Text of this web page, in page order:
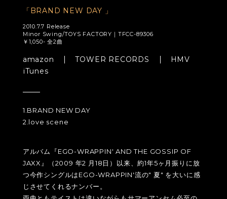
「BRAND NEW DAY 」
2010.7.7 Release
Minor Swing/TOYS FACTORY｜TFCC-89306
￥1,050- 全2曲
amazon TOWER RECORDS
HMV
iTunes
1.BRAND NEW DAY
2.love scene
アルバム『EGO-WRAPPIN' AND THE GOSSIP OF
JAXX』（2009 年2 月18日）以来、約1年5ヶ月振りに放
つ今作シングルはEGO-WRAPPIN'流の" 夏" を大いに感
じさせてくれるナンバー。